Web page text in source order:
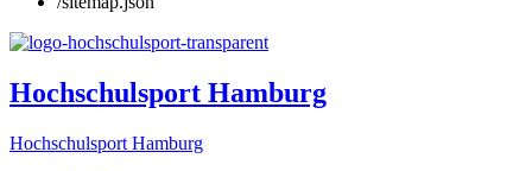
Hochschulsport Hamburg
Hochschulsport Hamburg